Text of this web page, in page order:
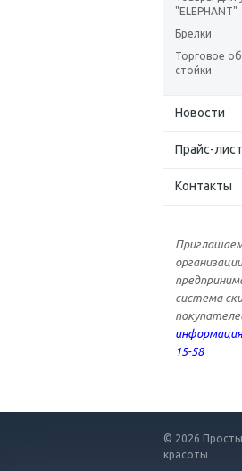
"ELEPHANT"
Брелки
Торговое
стойки
Новости
Прайс-лист
Контакты
система
15-58
© 2026
красоты